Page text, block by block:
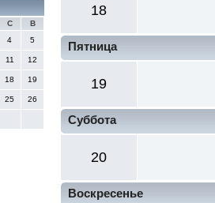
С
В
4 5
11 12
18 19
25 26
18
Пятница
19
Суббота
20
Воскресенье